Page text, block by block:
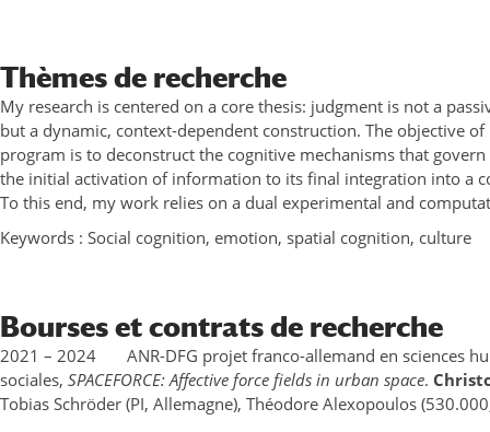
Thèmes de recherche
My research is centered on a core thesis: judgment is not a
but a dynamic, context-dependent construction. The objective of
program is to deconstruct the cognitive mechanisms that
the initial activation of information to its final integration into a
To this end, my work relies on a dual experimental and
Keywords : Social cognition, emotion, spatial cognition, culture
Bourses et contrats de recherche
2021 – 2024 ANR-DFG projet franco-allemand en sciences
sociales, SPACEFORCE: Affective force fields in urban space.
Tobias Schröder (PI, Allemagne), Théodore Alexopoulos